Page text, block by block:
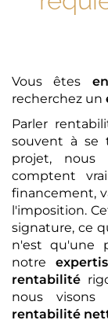
Vous êtes
recherchez un
Parler
souvent à se
projet,
comptent
financement,
l'imposition.
signature, ce
n'est qu'une
notre
rentabilité
nous
rentabilité